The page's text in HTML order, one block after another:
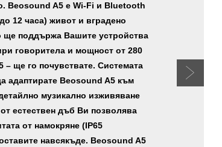
Beosound A5 е Wi-Fi и Bluetooth
12 часа) живот и вградено
ще поддържа Вашите устройства
говоритела и мощност от 280
– ще го почувствате. Системата
адаптирате Beosound A5 към
музикално изживяване
естествен дъб Ви позволява
от намокряне (IP65
навсякъде. Beosound A5